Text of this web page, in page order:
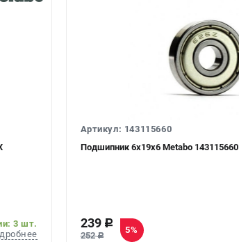
3 шт.
Артикул: 143115660
Подшипник 6х19х6 Metabo 143115660
239 c
252c
5%